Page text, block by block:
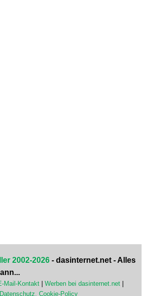
2002-2026 - dasinternet.net - Alles
Mail-Kontakt Werben bei dasinternet.net
Cookie-Policy